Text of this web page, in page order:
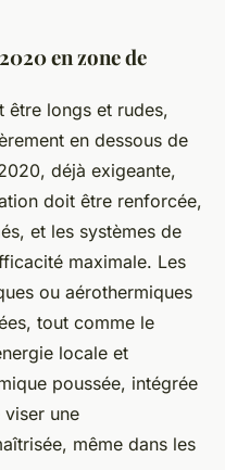
en zone de
être longs et rudes,
en dessous de
déjà exigeante,
doit être renforcée,
et les systèmes de
maximale. Les
ou aérothermiques
tout comme le
locale et
poussée, intégrée
une
même dans les